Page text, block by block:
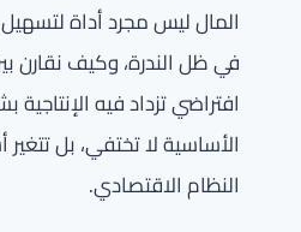
المال ليس مجرد أداة
في ظل الندرة، وكيف نقارن
افتراضي تزداد فيه
الأساسية لا تختفي، بل
النظام الاقتصادي.